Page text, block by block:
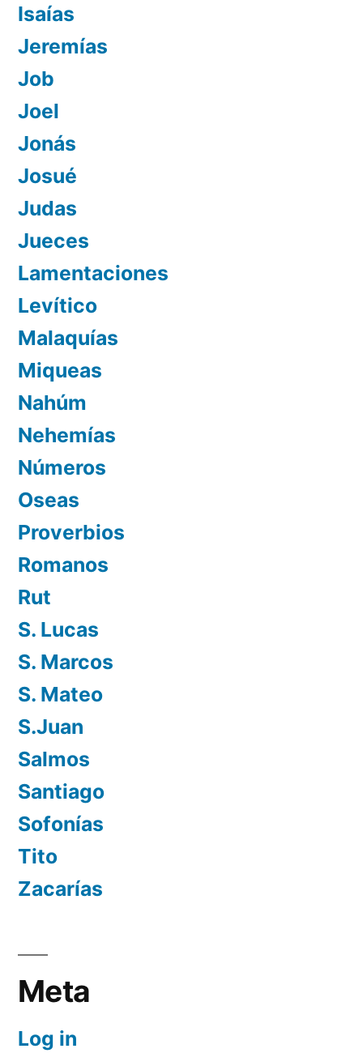
Isaías
Jeremías
Job
Joel
Jonás
Josué
Judas
Jueces
Lamentaciones
Levítico
Malaquías
Miqueas
Nahúm
Nehemías
Números
Oseas
Proverbios
Romanos
Rut
S. Lucas
S. Marcos
S. Mateo
S.Juan
Salmos
Santiago
Sofonías
Tito
Zacarías
Meta
Log in